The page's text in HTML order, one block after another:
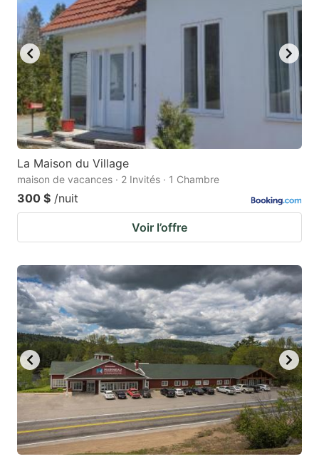
La Maison du Village
maison de vacances · 2 Invités · 1 Chambre
300 $ /nuit
Voir l’offre